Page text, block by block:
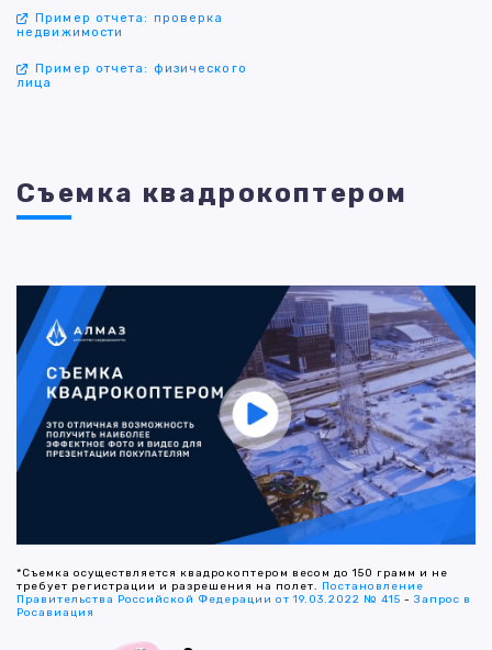
Пример отчета: проверка
недвижимости
Пример отчета: физического
лица
Съемка квадрокоптером
*Съемка осуществляется квадрокоптером весом до 150 грамм и не
требует регистрации и разрешения на полет. Постановление
Правительства Российской Федерации от 19.03.2022 № 415 -Запрос в
Росавиация